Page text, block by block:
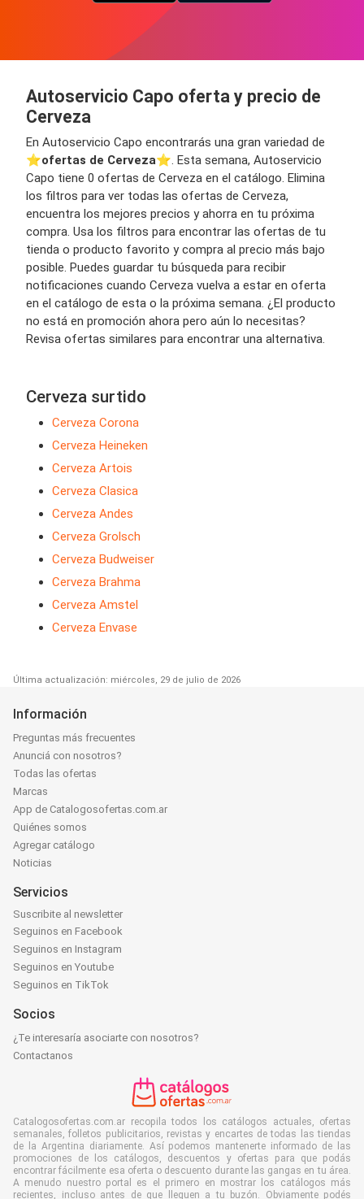
Autoservicio Capo oferta y precio de
Cerveza
En Autoservicio Capo encontrarás una gran variedad de
⭐️ofertas de Cerveza⭐️. Esta semana, Autoservicio
Capo tiene 0 ofertas de Cerveza en el catálogo. Elimina
los filtros para ver todas las ofertas de Cerveza,
encuentra los mejores precios y ahorra en tu próxima
compra. Usa los filtros para encontrar las ofertas de tu
tienda o producto favorito y compra al precio más bajo
posible. Puedes guardar tu búsqueda para recibir
notificaciones cuando Cerveza vuelva a estar en oferta
en el catálogo de esta o la próxima semana. ¿El producto
no está en promoción ahora pero aún lo necesitas?
Revisa ofertas similares para encontrar una alternativa.
Cerveza surtido
Cerveza Corona
Cerveza Heineken
Cerveza Artois
Cerveza Clasica
Cerveza Andes
Cerveza Grolsch
Cerveza Budweiser
Cerveza Brahma
Cerveza Amstel
Cerveza Envase
Última actualización: miércoles, 29 de julio de 2026
Información
Preguntas más frecuentes
Anunciá con nosotros?
Todas las ofertas
Marcas
App de Catalogosofertas.com.ar
Quiénes somos
Agregar catálogo
Noticias
Servicios
Suscribite al newsletter
Seguinos en Facebook
Seguinos en Instagram
Seguinos en Youtube
Seguinos en TikTok
Socios
¿Te interesaría asociarte con nosotros?
Contactanos
Catalogosofertas.com.ar recopila todos los catálogos actuales, ofertas
semanales, folletos publicitarios, revistas y encartes de todas las tiendas
de la Argentina diariamente. Así podemos mantenerte informado de las
promociones de los catálogos, descuentos y ofertas para que podás
encontrar fácilmente esa oferta o descuento durante las gangas en tu área.
A menudo nuestro portal es el primero en mostrar los catálogos más
recientes, incluso antes de que lleguen a tu buzón. Obviamente podés